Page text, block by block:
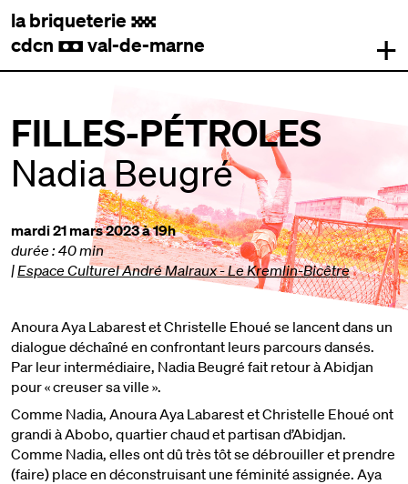
la briqueterie .
cdcn , val-de-marne +
FILLES-PÉTROLES
Nadia Beugré
mardi 21 mars 2023 à 19h
durée : 40 min
|Espace Culturel André Malraux - Le Kremlin-Bicêtre
Anoura Aya Labarest et Christelle Ehoué se lancent dans un
dialogue déchaîné en confrontant leurs parcours dansés.
Par leur intermédiaire, Nadia Beugré fait retour à Abidjan
pour « creuser sa ville ».
Comme Nadia, Anoura Aya Labarest et Christelle Ehoué ont
grandi à Abobo, quartier chaud et partisan d’Abidjan.
Comme Nadia, elles ont dû très tôt se débrouiller et prendre
(faire) place en déconstruisant une féminité assignée. Aya